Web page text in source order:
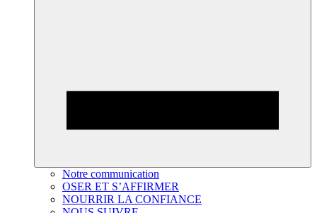
Notre communication
OSER ET S’AFFIRMER
NOURRIR LA CONFIANCE